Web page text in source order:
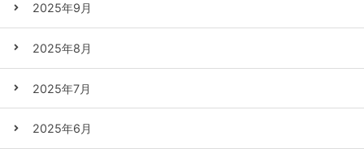
2025年9月
2025年8月
2025年7月
2025年6月